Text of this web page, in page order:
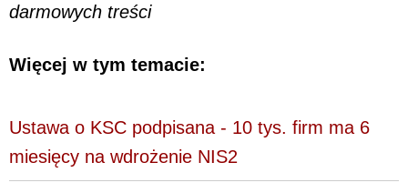
darmowych treści
Więcej w tym temacie:
Ustawa o KSC podpisana - 10 tys. firm ma 6
miesięcy na wdrożenie NIS2